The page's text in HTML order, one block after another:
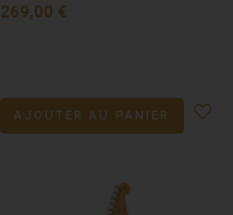
269,00 €
AJOUTER AU PANIER